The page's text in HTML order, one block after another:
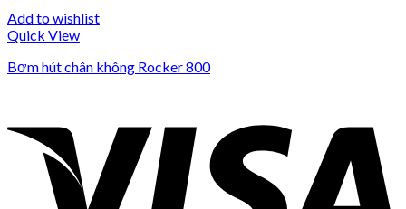
Add to wishlist
Quick View
Bơm hút chân không Rocker 800